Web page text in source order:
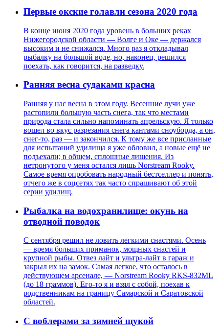
Первые окские голавли сезона 2020 года
В конце июня 2020 года уровень в больших реках
Нижегородской области — Волге и Оке — держался
высоким и не снижался. Много раз я откладывал
рыбалку на большой воде, но, наконец, решился
поехать, как говорится, на разведку.
Ранняя весна судаками красна
Ранняя у нас весна в этом году. Весенние лучи уже
растопили большую часть снега, так что местами
природа стала сильно напоминать апрельскую. Я только
вошел во вкус разрезания снега кантами сноуборда, а он,
снег-то, раз — и закончился. К тому же все присланные
для испытаний удилища я уже обловил, а новые ещё не
подъехали; в общем, сплошные лишения. Из
нетронутого у меня остался лишь Norstream Rooky.
Самое время опробовать народный бестселлер и понять,
отчего же в соцсетях так часто спрашивают об этой
серии удилищ.
Рыбалка на водохранилище: окунь на
отводной поводок
С сентября решил не ловить легкими снастями. Осень
— время больших приманок, мощных снастей и
крупной рыбы. Отвез лайт и ультра-лайт в гараж и
закрыл их на замок. Самая легкое, что осталось в
действующем арсенале, — Norstream Rooky RKS-832ML
(до 18 граммов). Его-то я и взял с собой, поехав к
родственникам на границу Самарской и Саратовской
областей.
С воблерами за зимней щукой